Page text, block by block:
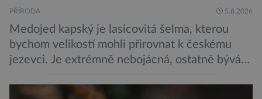
PŘÍRODA 5.8.2026
Medojed kapský je lasicovitá šelma, kterou
bychom velikostí mohli přirovnat k českému
jezevci. Je extrémně nebojácná, ostatně bývá
této souvislosti je dokonce zapsána do